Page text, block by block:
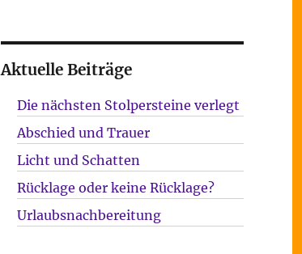
Aktuelle Beiträge
Die nächsten Stolpersteine verlegt
Abschied und Trauer
Licht und Schatten
Rücklage oder keine Rücklage?
Urlaubsnachbereitung